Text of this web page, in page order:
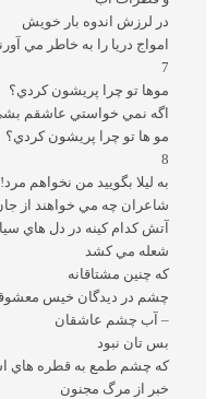
در لرزش اندوه بار خويش
امواج دريا را به خاطر مي
7
موها تو چرا پريشون كردي؟
اگه نمي خواستي عاشقم
مو ها تو چرا پريشون كردي؟
8
به ليلا بگوييد من نخواهم مرد!
شاعران چه مي خواهند از
آتش كدام كينه در دل هاي
شعله مي كشد
كه چنين مشتاقانه
چشم در ديدگان خيس
– آب چشم عاشقان
بس تان نبود
كه چشم طمع به قطره هاي
خبر از مرگ مجنون